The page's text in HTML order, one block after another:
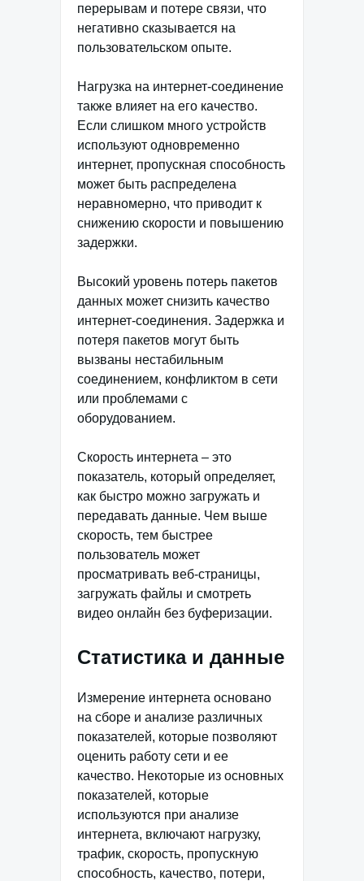
перерывам и потере связи, что
негативно сказывается на
пользовательском опыте.
Нагрузка на интернет-соединение
также влияет на его качество.
Если слишком много устройств
используют одновременно
интернет, пропускная способность
может быть распределена
неравномерно, что приводит к
снижению скорости и повышению
задержки.
Высокий уровень потерь пакетов
данных может снизить качество
интернет-соединения. Задержка и
потеря пакетов могут быть
вызваны нестабильным
соединением, конфликтом в сети
или проблемами с
оборудованием.
Скорость интернета – это
показатель, который определяет,
как быстро можно загружать и
передавать данные. Чем выше
скорость, тем быстрее
пользователь может
просматривать веб-страницы,
загружать файлы и смотреть
видео онлайн без буферизации.
Статистика и данные
Измерение интернета основано
на сборе и анализе различных
показателей, которые позволяют
оценить работу сети и ее
качество. Некоторые из основных
показателей, которые
используются при анализе
интернета, включают нагрузку,
трафик, скорость, пропускную
способность, качество, потери,